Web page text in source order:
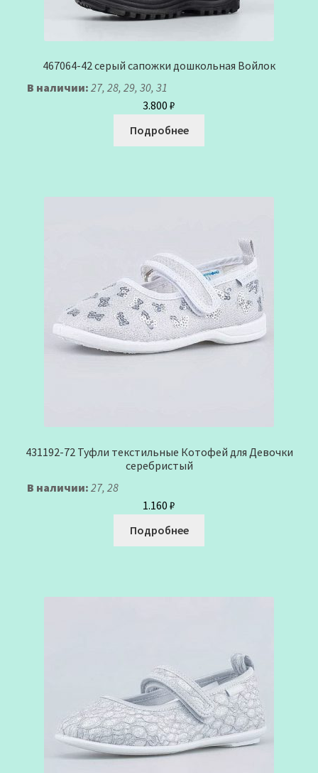
467064-42 серый сапожки дошкольная Войлок
В наличии: 27, 28, 29, 30, 31
3.800 ₽
Подробнее
431192-72 Туфли текстильные Котофей для Девочки
серебристый
В наличии: 27, 28
1.160 ₽
Подробнее